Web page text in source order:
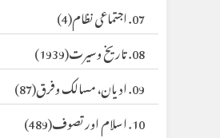
07. اجتماعی نظام
(4)
08. تاریخ وسیرت
(1939)
09. ادیان، مسالک وفرق
(87)
10. اسلام اور تصوف
(489)